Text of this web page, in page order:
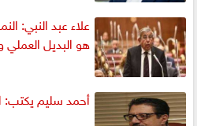
علاء عبد النبي:
هو البديل العملي
أحمد سليم يكتب: